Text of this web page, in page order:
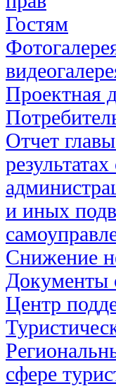
Гостям
Проектная
Отчет
и иных
Снижение
Документы
Центр
сфере